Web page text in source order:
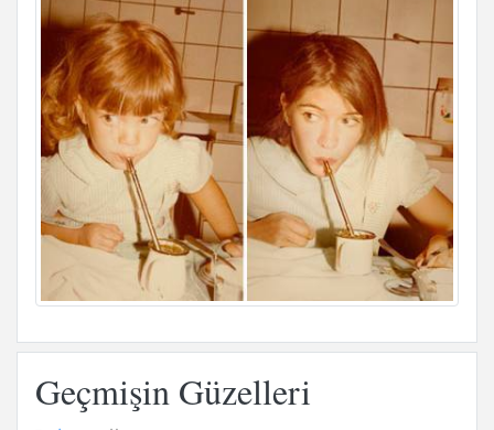
Geçmişin Güzelleri